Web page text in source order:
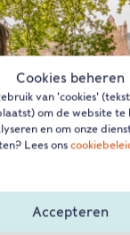
Cookies beheren
van 'cookies'
om de website
en om onze
Lees ons
Accepteren